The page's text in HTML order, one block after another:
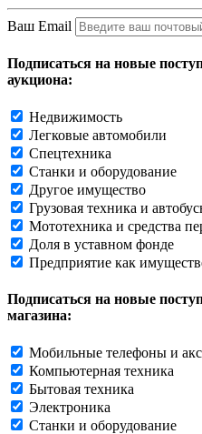
Ваш Email
Подписаться на новые
аукциона:
Недвижимость
Легковые автомобили
Спецтехника
Станки и оборудование
Другое имущество
Грузовая техника и
Мототехника и средства
Доля в уставном фонде
Предприятие как
Подписаться на новые
магазина:
Мобильные телефоны и
Компьютерная техника
Бытовая техника
Электроника
Станки и оборудование